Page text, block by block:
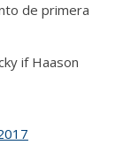
de primera
if Haason